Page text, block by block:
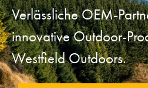
Verlässliche OEM-
innovative Outdoor-
Westfield Outdoors.